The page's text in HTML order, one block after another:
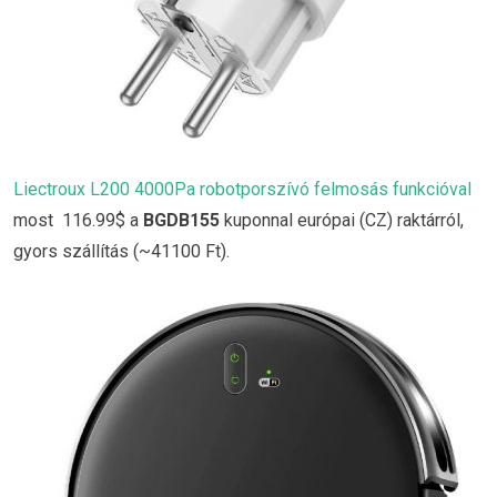
Liectroux L200 4000Pa robotporszívó felmosás funkcióval
most 116.99$ a BGDB155 kuponnal európai (CZ) raktárról,
gyors szállítás (~41100 Ft).